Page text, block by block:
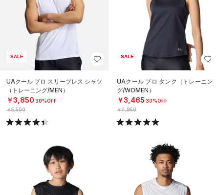
SALE
UAクール プロ スリーブレス シャツ
（トレーニング/MEN）
￥3,850 30%OFF
￥5,500
SALE
UAクール プロ タンク（トレーニン
グ/WOMEN）
￥3,465 30%OFF
￥4,950